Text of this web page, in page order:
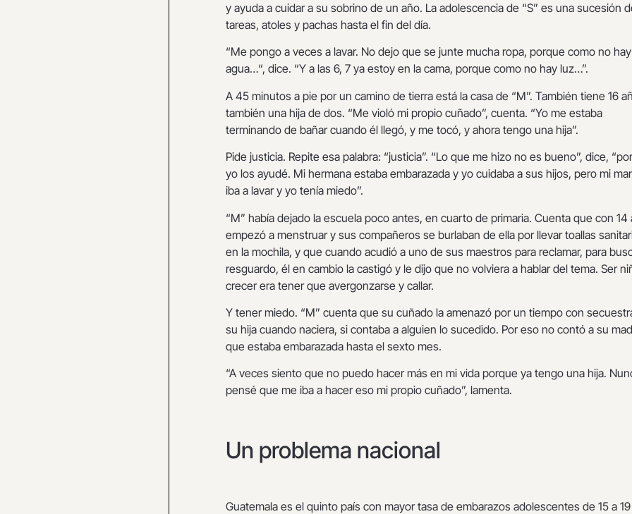
y ayuda a cuidar a su sobrino de un año. La adolescencia de “S” es una sucesión
tareas, atoles y pachas hasta el fin del día.
“Me pongo a veces a lavar. No dejo que se junte mucha ropa, porque como no hay
agua…“, dice. “Y a las 6, 7 ya estoy en la cama, porque como no hay luz…”.
A 45 minutos a pie por un camino de tierra está la casa de “M”. También tiene 16
también una hija de dos. “Me violó mi propio cuñado”, cuenta. “Yo me estaba
terminando de bañar cuando él llegó, y me tocó, y ahora tengo una hija”.
Pide justicia. Repite esa palabra: “justicia”. “Lo que me hizo no es bueno”, dice,
yo los ayudé. Mi hermana estaba embarazada y yo cuidaba a sus hijos, pero mi
iba a lavar y yo tenía miedo”.
“M” había dejado la escuela poco antes, en cuarto de primaria. Cuenta que con 14
empezó a menstruar y sus compañeros se burlaban de ella por llevar toallas
en la mochila, y que cuando acudió a uno de sus maestros para reclamar, para
resguardo, él en cambio la castigó y le dijo que no volviera a hablar del tema. Ser
crecer era tener que avergonzarse y callar.
Y tener miedo. “M” cuenta que su cuñado la amenazó por un tiempo con
su hija cuando naciera, si contaba a alguien lo sucedido. Por eso no contó a su
que estaba embarazada hasta el sexto mes.
“A veces siento que no puedo hacer más en mi vida porque ya tengo una hija.
pensé que me iba a hacer eso mi propio cuñado”, lamenta.
Un problema nacional
Guatemala es el quinto país con mayor tasa de embarazos adolescentes de 15 a